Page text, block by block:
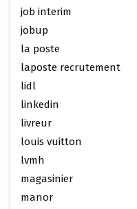
job interim
jobup
la poste
laposte recrutement
lidl
linkedin
livreur
louis vuitton
lvmh
magasinier
manor